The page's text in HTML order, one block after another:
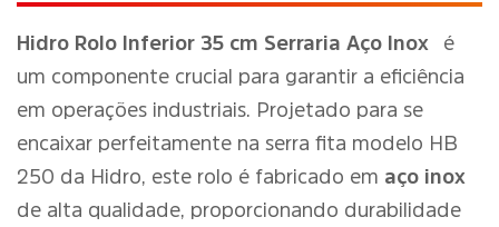
Hidro Rolo Inferior 35 cm Serraria Aço Inox
é
um componente crucial para garantir a eficiência
em operações industriais. Projetado para se
encaixar perfeitamente na serra fita modelo HB
250 da Hidro, este rolo é fabricado em aço inox
de alta qualidade, proporcionando durabilidade